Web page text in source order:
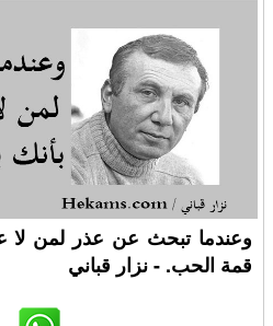
وعندما تبحث عن عذر لمن لا
قمة الحب. - نزار قباني